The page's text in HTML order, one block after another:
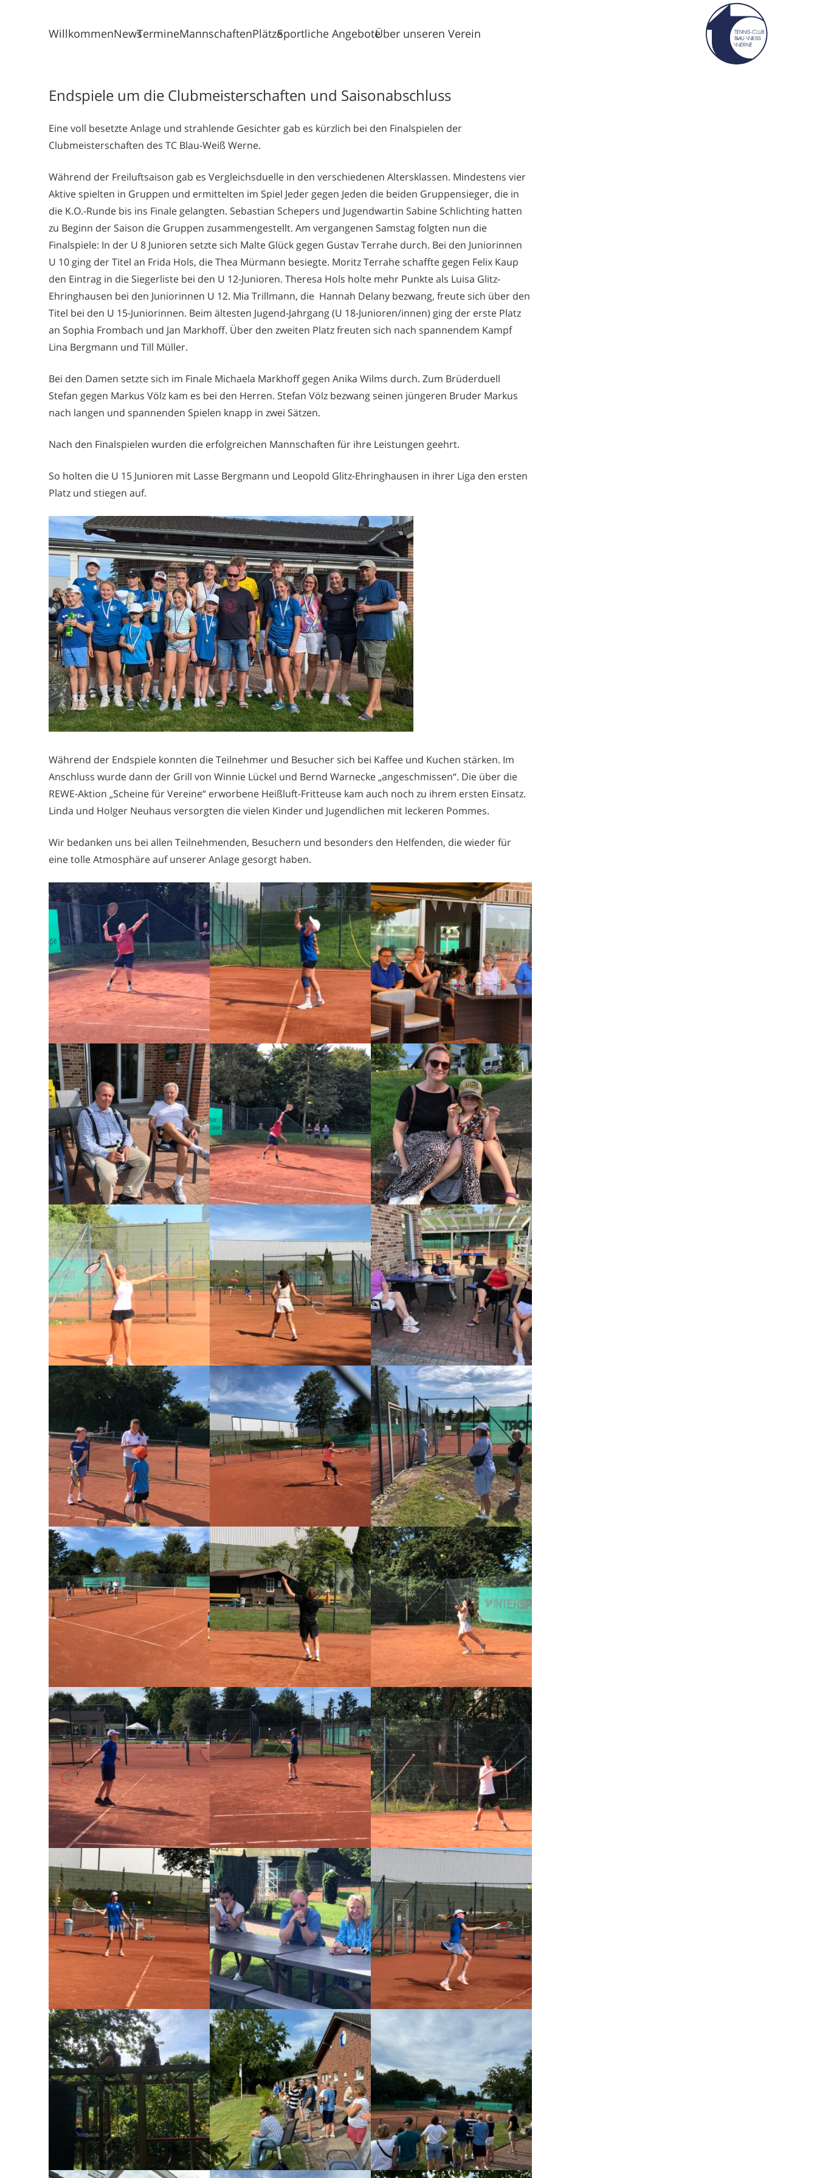
WillkommenNewsTermineMannschaftenPlätzeSportliche AngeboteÜber unseren Verein
Endspiele um die Clubmeisterschaften und Saisonabschluss
Eine voll besetzte Anlage und strahlende Gesichter gab es kürzlich bei den Finalspielen der
Clubmeisterschaften des TC Blau-Weiß Werne.
Während der Freiluftsaison gab es Vergleichsduelle in den verschiedenen Altersklassen. Mindestens vier
Aktive spielten in Gruppen und ermittelten im Spiel Jeder gegen Jeden die beiden Gruppensieger, die in
die K.O.-Runde bis ins Finale gelangten. Sebastian Schepers und Jugendwartin Sabine Schlichting hatten
zu Beginn der Saison die Gruppen zusammengestellt. Am vergangenen Samstag folgten nun die
Finalspiele: In der U 8 Junioren setzte sich Malte Glück gegen GustavTerrahe durch. Bei den Juniorinnen
U 10 ging der Titel an Frida Hols, die Thea Mürmann besiegte. MoritzTerraheschaffte gegen Felix Kaup
den Eintrag in die Siegerliste bei den U 12-Junioren. Theresa Hols holte mehr Punkte als Luisa Glitz-
Ehringhausen bei den Juniorinnen U 12. Mia Trillmann, die Hannah Delany bezwang, freute sich über den
Titel bei den U 15-Juniorinnen. Beim ältesten Jugend-Jahrgang (U 18-Junioren/innen) ging der erste Platz
an Sophia Frombach und Jan Markhoff. Über den zweiten Platz freuten sich nach spannendem Kampf
Lina Bergmann und Till Müller.
Bei den Damen setzte sich im Finale Michaela Markhoffgegen Anika Wilms durch. Zum Brüderduell
Stefan gegen Markus Völz kam es bei den Herren. Stefan Völz bezwang seinen jüngeren Bruder Markus
nach langen und spannenden Spielen knapp in zwei Sätzen.
Nach den Finalspielen wurden die erfolgreichen Mannschaften für ihre Leistungen geehrt.
So holten die U 15 Junioren mit Lasse Bergmann und Leopold Glitz-Ehringhausen in ihrer Liga den ersten
Platz und stiegen auf.
Während der Endspiele konnten die Teilnehmer und Besucher sich bei Kaffee und Kuchen stärken. Im
Anschluss wurde dann der Grill von Winnie Lückel und Bernd Warnecke „angeschmissen“. Die über die
REWE-Aktion „Scheine für Vereine“ erworbene Heißluft-Fritteuse kam auch noch zu ihrem ersten Einsatz.
Linda und Holger Neuhaus versorgten die vielen Kinder und Jugendlichen mit leckeren Pommes.
Wir bedanken uns bei allen Teilnehmenden, Besuchern und besonders den Helfenden, die wieder für
eine tolle Atmosphäre auf unserer Anlage gesorgt haben.